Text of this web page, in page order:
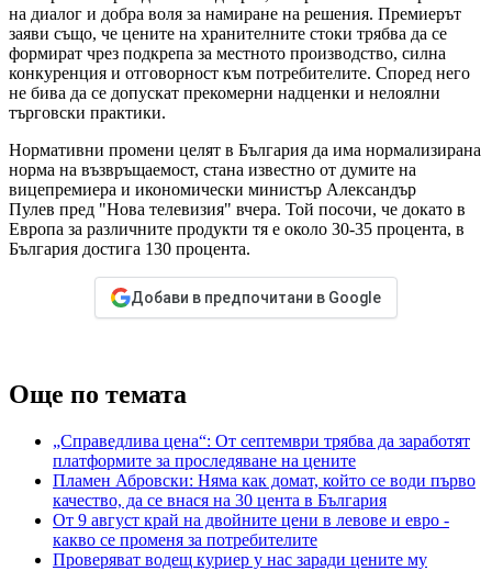
на диалог и добра воля за намиране на решения. Премиерът
заяви също, че цените на хранителните стоки трябва да се
формират чрез подкрепа за местното производство, силна
конкуренция и отговорност към потребителите. Според него
не бива да се допускат прекомерни надценки и нелоялни
търговски практики.
Нормативни промени целят в България да има нормализирана
норма на възвръщаемост, стана известно от думите на
вицепремиера и икономически министър Александър
Пулев пред "Нова телевизия" вчера. Той посочи, че докато в
Европа за различните продукти тя е около 30-35 процента, в
България достига 130 процента.
Добави в предпочитани в Google
Още по темата
„Справедлива цена“: От септември трябва да заработят
платформите за проследяване на цените
Пламен Абровски: Няма как домат, който се води първо
качество, да се внася на 30 цента в България
От 9 август край на двойните цени в левове и евро -
какво се променя за потребителите
Проверяват водещ куриер у нас заради цените му